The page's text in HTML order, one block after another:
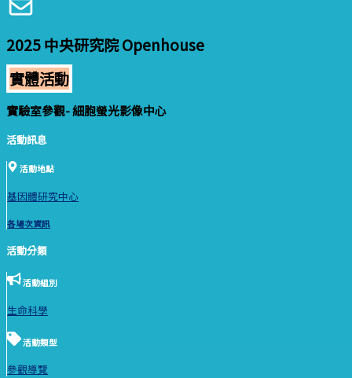
2025 中央研究院 Openhouse
實體活動
實驗室參觀- 細胞螢光影像中心
活動訊息
活動地點
基因體研究中心
各場次資訊
活動分類
活動組別
生命科學
活動類型
參觀導覽